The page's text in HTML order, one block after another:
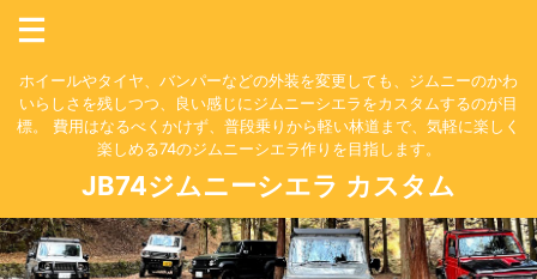
ホイールやタイヤ、バンパーなどの外装を変更しても、ジムニーのかわ
いらしさを残しつつ、良い感じにジムニーシエラをカスタムするのが目
標。 費用はなるべくかけず、普段乗りから軽い林道まで、気軽に楽しく
楽しめる74のジムニーシエラ作りを目指します。
JB74ジムニーシエラ カスタム